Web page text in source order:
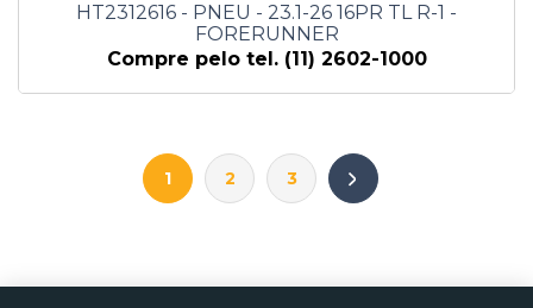
HT2312616 - PNEU - 23.1-26 16PR TL R-1 -
FORERUNNER
Compre pelo tel. (11) 2602-1000
1 2 3